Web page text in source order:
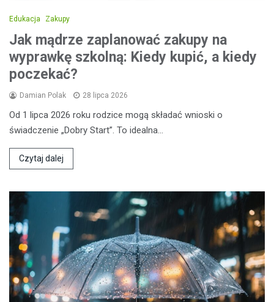
Edukacja Zakupy
Jak mądrze zaplanować zakupy na
wyprawkę szkolną: Kiedy kupić, a kiedy
poczekać?
Damian Polak 28 lipca 2026
Od 1 lipca 2026 roku rodzice mogą składać wnioski o
świadczenie „Dobry Start”. To idealna…
Czytaj dalej